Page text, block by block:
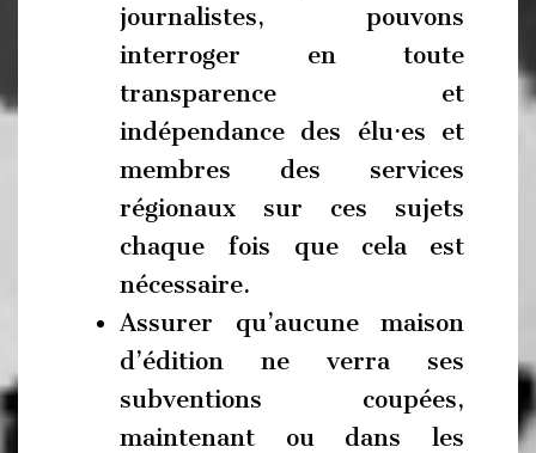
journalistes, pouvons
interroger en toute
transparence et
indépendance des élu·es et
membres des services
régionaux sur ces sujets
chaque fois que cela est
nécessaire.
Assurer qu’aucune maison
d’édition ne verra ses
subventions coupées,
maintenant ou dans les